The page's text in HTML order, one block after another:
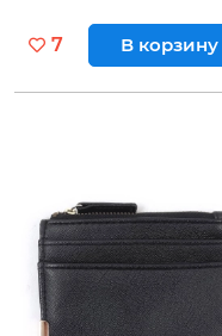
7 В корзину